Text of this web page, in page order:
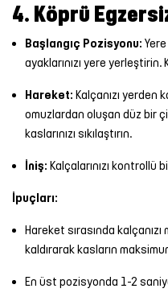
4. Köprü
Başlangıç Pozisyonu:
ayaklarınızı yere
Hareket: Kalçanızı yerden
omuzlardan oluşan düz bir
kaslarınızı sıkılaştırın.
İniş: Kalçalarınızı kontrollü
İpuçları:
Hareket sırasında
kaldırarak kasların
En üst pozisyonda 1-2